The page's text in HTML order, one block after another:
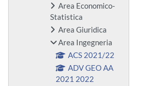
Area Economico-
Statistica
Area Giuridica
Area Ingegneria
ACS 2021/22
ADV GEO AA
2021 2022